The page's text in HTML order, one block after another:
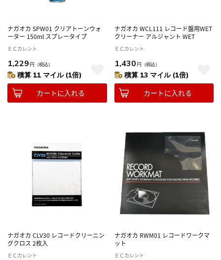
ナガオカ SPW01 クリアトーンウォ
ーター 150ml スプレータイプ
ＥＣカレント
1,229 円 （税込）
積算 11 マイル (1倍)
カートに入れる
ナガオカ WCL111 レコード盤用WET
クリーナー アルジャント WET
ＥＣカレント
1,430 円 （税込）
積算 13 マイル (1倍)
カートに入れる
ナガオカ CLV30 レコードクリーニン
グクロス 2枚入
ＥＣカレント
ナガオカ RWM01 レコードワークマ
ット
ＥＣカレント